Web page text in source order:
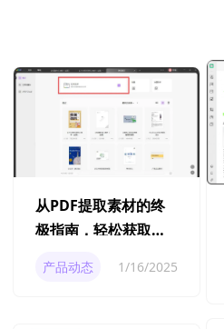
从PDF提取素材的终
极指南，轻松获取
产品动态 1/16/2025